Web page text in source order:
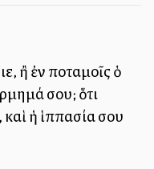
ἢ ἐν ποταμοῖς ὁ
σου; ὅτι
ἡ ἱππασία σου